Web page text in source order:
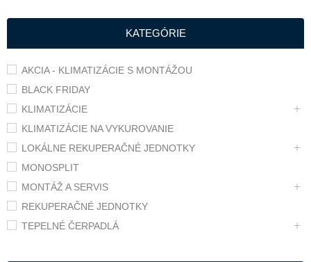
KATEGÓRIE
AKCIA - KLIMATIZÁCIE S MONTÁŽOU
BLACK FRIDAY
KLIMATIZÁCIE
KLIMATIZÁCIE NA VYKUROVANIE
LOKÁLNE REKUPERAČNÉ JEDNOTKY
MONOSPLIT
MONTÁŽ A SERVIS
REKUPERAČNÉ JEDNOTKY
TEPELNÉ ČERPADLÁ